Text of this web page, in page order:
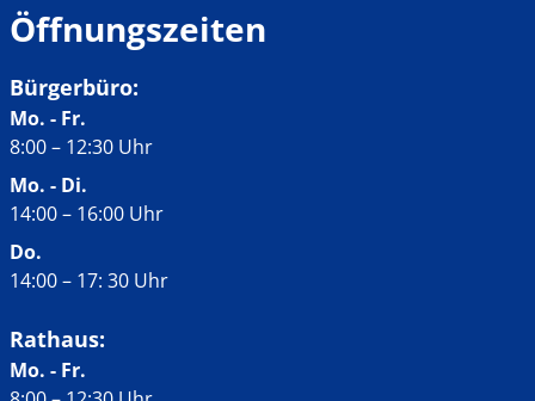
Öffnungszeiten
Bürgerbüro:
Mo. - Fr.
8:00 – 12:30 Uhr
Mo. - Di.
14:00 – 16:00 Uhr
Do.
14:00– 17: 30 Uhr
Rathaus:
Mo. - Fr.